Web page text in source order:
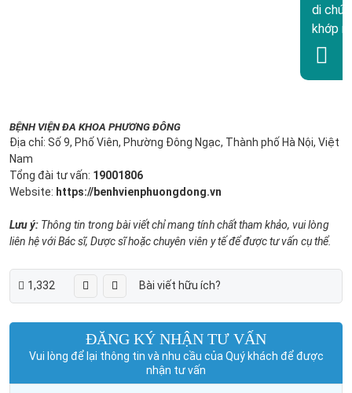
di
khớp
BỆNH VIỆN ĐA KHOA PHƯƠNG ĐÔNG
Địa chỉ: Số 9, Phố Viên, Phường Đông Ngạc, Thành phố Hà Nội, Việt
Nam
Tổng đài tư vấn: 19001806
Website: https://benhvienphuongdong.vn
Lưu ý: Thông tin trong bài viết chỉ mang tính chất tham khảo, vui lòng
liên hệ với Bác sĩ, Dược sĩ hoặc chuyên viên y tế để được tư vấn cụ thể.
1,332 Bài viết hữu ích?
ĐĂNG KÝ NHẬN TƯ VẤN
Vui lòng để lại thông tin và nhu cầu của Quý khách để được
nhận tư vấn